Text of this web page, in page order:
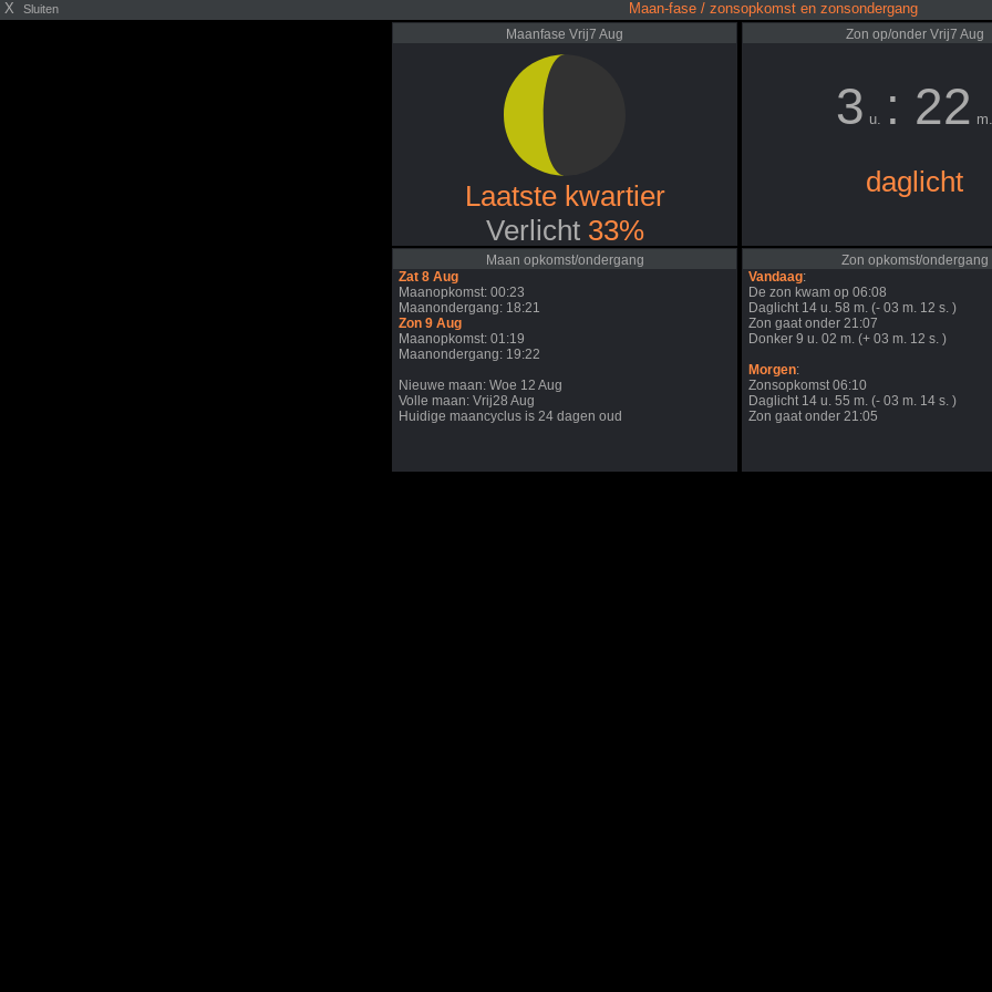
X Sluiten Maan-fase / zonsopkomst en zonsondergang
Maanfase Vrij7 Aug
Laatste kwartier
Verlicht 33%
Zon op/onder Vrij7 Aug
3 u. : 22 m.
daglicht
Maan opkomst/ondergang
Zat 8 Aug
Maanopkomst: 00:23
Maanondergang: 18:21
Zon 9 Aug
Maanopkomst: 01:19
Maanondergang: 19:22
Nieuwe maan: Woe 12 Aug
Volle maan: Vrij28 Aug
Huidige maancyclus is 24 dagen oud
Zon opkomst/ondergang
Vandaag:
De zon kwam op 06:08
Daglicht 14 u. 58 m. (- 03 m. 12 s. )
Zon gaat onder 21:07
Donker 9 u. 02 m. (+ 03 m. 12 s. )
Morgen:
Zonsopkomst 06:10
Daglicht 14 u. 55 m. (- 03 m. 14 s. )
Zon gaat onder 21:05